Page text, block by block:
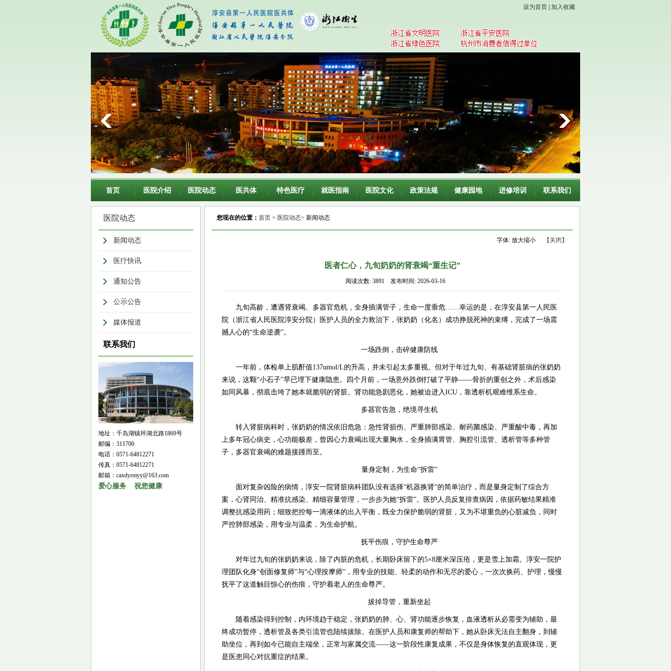
设为首页 加入收藏
首页 医院介绍 医院动态 医共体 特色医疗 就医指南 医院文化 政策法规 健康园地 进修培训 联系我们
医院动态
新闻动态
医疗快讯
通知公告
公示公告
媒体报道
联系我们
地址：千岛湖镇环湖北路1869号
邮编：311700
电话：0571-64812271
传真：0571-64812271
邮箱：caxdyrmyy@163.com
爱心服务 祝您健康
您现在的位置： 首页 > 医院动态> 新闻动态
【关闭】
字体: 放大缩小
医者仁心，九旬奶奶的肾衰竭“重生记”
阅读次数: 3891 发布时间: 2026-03-16
九旬高龄，遭遇肾衰竭、多器官危机，全身插满管子，生命一度垂危……幸运的是，在淳安县第一人民医
院（浙江省人民医院淳安分院）医护人员的全力救治下，张奶奶（化名）成功挣脱死神的束缚，完成了一场震
撼人心的“生命逆袭”。
一场跌倒，击碎健康防线
一年前，体检单上肌酐值137umol/L的升高，并未引起太多重视。但对于年过九旬、有基础肾脏病的张奶奶
来说，这颗“小石子”早已埋下健康隐患。四个月前，一场意外跌倒打破了平静——骨折的重创之外，术后感染
如同风暴，彻底击垮了她本就脆弱的肾脏。肾功能急剧恶化，她被迫进入ICU，靠透析机艰难维系生命。
多器官告急，绝境寻生机
转入肾脏病科时，张奶奶的情况依旧危急：急性肾损伤、严重肺部感染、耐药菌感染、严重酸中毒，再加
上多年冠心病史，心功能极差，曾因心力衰竭出现大量胸水，全身插满胃管、胸腔引流管、透析管等多种管
子，多器官衰竭的难题接踵而至。
量身定制，为生命“拆雷”
面对复杂凶险的病情，淳安一院肾脏病科团队没有选择“机器换肾”的简单治疗，而是量身定制了综合方
案，心肾同治、精准抗感染、精细容量管理，一步步为她“拆雷”。医护人员反复排查病因，依据药敏结果精准
调整抗感染用药；细致把控每一滴液体的出入平衡，既全力保护脆弱的肾脏，又为不堪重负的心脏减负，同时
严控肺部感染，用专业与温柔，为生命护航。
抚平伤痕，守护生命尊严
对年过九旬的张奶奶来说，除了内脏的危机，长期卧床留下的5×8厘米深压疮，更是雪上加霜。淳安一院护
理团队化身“创面修复师”与“心理按摩师”，用专业的技能、轻柔的动作和无尽的爱心，一次次换药、护理，慢慢
抚平了这道触目惊心的伤痕，守护着老人的生命尊严。
拔掉导管，重新坐起
随着感染得到控制，内环境趋于稳定，张奶奶的肺、心、肾功能逐步恢复，血液透析从必需变为辅助，最
终成功暂停，透析管及各类引流管也陆续拔除。在医护人员和康复师的帮助下，她从卧床无法自主翻身，到辅
助坐位，再到如今已能自主端坐，正常与家属交流——这一阶段性康复成果，不仅是身体恢复的直观体现，更
是医患同心对抗重症的结果。